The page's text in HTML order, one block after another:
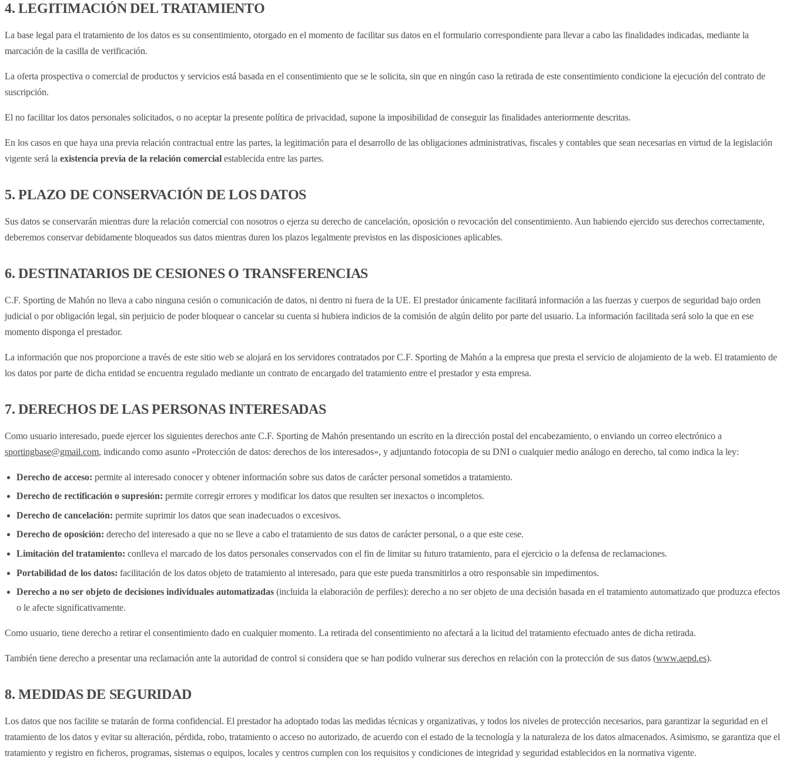
4. LEGITIMACIÓN DEL TRATAMIENTO
La base legal para el tratamiento de los datos es su consentimiento, otorgado en el momento de facilitar sus datos en el formulario correspondiente para llevar a cabo las finalidades indicadas, mediante la
marcación de la casilla de verificación.
La oferta prospectiva o comercial de productos y servicios está basada en el consentimiento que se le solicita, sin que en ningún caso la retirada de este consentimiento condicione la ejecución del contrato de
suscripción.
El no facilitar los datos personales solicitados, o no aceptar la presente política de privacidad, supone la imposibilidad de conseguir las finalidades anteriormente descritas.
En los casos en que haya una previa relación contractual entre las partes, la legitimación para el desarrollo de las obligaciones administrativas, fiscales y contables que sean necesarias en virtud de la legislación
vigente será la existencia previa de la relación comercial establecida entre las partes.
5. PLAZO DE CONSERVACIÓN DE LOS DATOS
Sus datos se conservarán mientras dure la relación comercial con nosotros o ejerza su derecho de cancelación, oposición o revocación del consentimiento. Aun habiendo ejercido sus derechos correctamente,
deberemos conservar debidamente bloqueados sus datos mientras duren los plazos legalmente previstos en las disposiciones aplicables.
6. DESTINATARIOS DE CESIONES O TRANSFERENCIAS
C.F. Sporting de Mahón no lleva a cabo ninguna cesión o comunicación de datos, ni dentro ni fuera de la UE. El prestador únicamente facilitará información a las fuerzas y cuerpos de seguridad bajo orden
judicial o por obligación legal, sin perjuicio de poder bloquear o cancelar su cuenta si hubiera indicios de la comisión de algún delito por parte del usuario. La información facilitada será solo la que en ese
momento disponga el prestador.
La información que nos proporcione a través de este sitio web se alojará en los servidores contratados por C.F. Sporting de Mahón a la empresa que presta el servicio de alojamiento de la web. El tratamiento de
los datos por parte de dicha entidad se encuentra regulado mediante un contrato de encargado del tratamiento entre el prestador y esta empresa.
7. DERECHOS DE LAS PERSONAS INTERESADAS
Como usuario interesado, puede ejercer los siguientes derechos ante C.F. Sporting de Mahón presentando un escrito en la dirección postal del encabezamiento, o enviando un correo electrónico a
sportingbase@gmail.com, indicando como asunto «Protección de datos: derechos de los interesados», y adjuntando fotocopia de su DNI o cualquier medio análogo en derecho, tal como indica la ley:
Derecho de acceso: permite al interesado conocer y obtener información sobre sus datos de carácter personal sometidos a tratamiento.
Derecho de rectificación o supresión: permite corregir errores y modificar los datos que resulten ser inexactos o incompletos.
Derecho de cancelación: permite suprimir los datos que sean inadecuados o excesivos.
Derecho de oposición: derecho del interesado a que no se lleve a cabo el tratamiento de sus datos de carácter personal, o a que este cese.
Limitación del tratamiento: conlleva el marcado de los datos personales conservados con el fin de limitar su futuro tratamiento, para el ejercicio o la defensa de reclamaciones.
Portabilidad de los datos: facilitación de los datos objeto de tratamiento al interesado, para que este pueda transmitirlos a otro responsable sin impedimentos.
Derecho a no ser objeto de decisiones individuales automatizadas (incluida la elaboración de perfiles): derecho a no ser objeto de una decisión basada en el tratamiento automatizado que produzca efectos
o le afecte significativamente.
Como usuario, tiene derecho a retirar el consentimiento dado en cualquier momento. La retirada del consentimiento no afectará a la licitud del tratamiento efectuado antes de dicha retirada.
También tiene derecho a presentar una reclamación ante la autoridad de control si considera que se han podido vulnerar sus derechos en relación con la protección de sus datos (www.aepd.es).
8. MEDIDAS DE SEGURIDAD
Los datos que nos facilite se tratarán de forma confidencial. El prestador ha adoptado todas las medidas técnicas y organizativas, y todos los niveles de protección necesarios, para garantizar la seguridad en el
tratamiento de los datos y evitar su alteración, pérdida, robo, tratamiento o acceso no autorizado, de acuerdo con el estado de la tecnología y la naturaleza de los datos almacenados. Asimismo, se garantiza que el
tratamiento y registro en ficheros, programas, sistemas o equipos, locales y centros cumplen con los requisitos y condiciones de integridad y seguridad establecidos en la normativa vigente.